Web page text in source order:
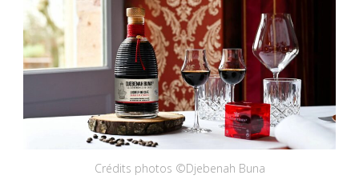
Crédits photos ©Djebenah Buna